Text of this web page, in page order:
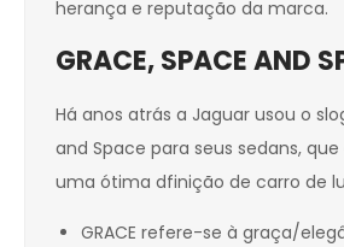
herança e reputação da marca.
GRACE, SPACE AND
Há anos atrás a Jaguar usou o
and Space para seus sedans,
uma ótima dfinição de carro de
GRACE refere-se à graça/